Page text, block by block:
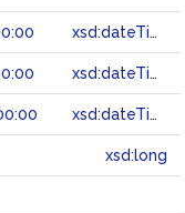
xsd:dateTime
xsd:dateTime
xsd:dateTime
xsd:long